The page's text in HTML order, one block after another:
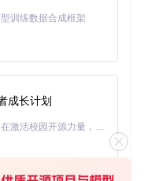
训练数据合成框架
成长计划
「源启盛夏」暑期校园开发者成长计划旨在激活校园开源力量，通过积分激励、认证扶持、资源倾斜等形式，引导高校组织和开发者完成「入驻 — 建项目 — 做贡献 — 获认证 — 得资源」的完整闭环。无论你是想带领社团入驻平台的组织者，还是希望用代码贡献证明自己的开发者，都能在这里找到属于你的成长路径。